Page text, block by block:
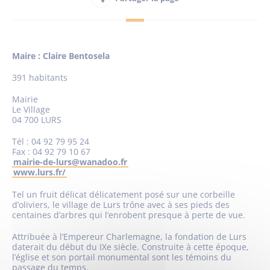
Maire : Claire Bentosela
391 habitants
Mairie
Le Village
04 700 LURS
Tél : 04 92 79 95 24
Fax : 04 92 79 10 67
mairie-de-lurs@wanadoo.fr
www.lurs.fr/
Tel un fruit délicat délicatement posé sur une corbeille
d’oliviers, le village de Lurs trône avec à ses pieds des
centaines d’arbres qui l’enrobent presque à perte de vue.
Attribuée à l’Empereur Charlemagne, la fondation de Lurs
daterait du début du IXe siècle. Construite à cette époque,
l’église et son portail monumental sont les témoins du
passage du temps.